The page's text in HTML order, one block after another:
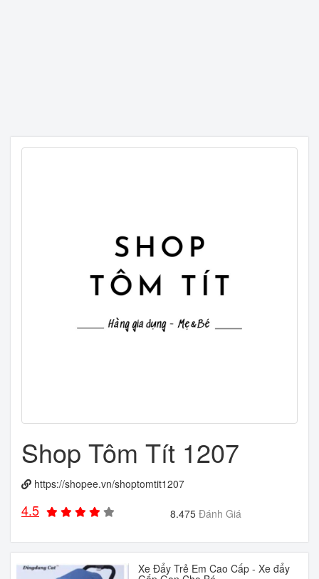
Shop Tôm Tít 1207
https://shopee.vn/shoptomtit1207
4.5 8.475 Đánh Giá
Xe Đẩy Trẻ Em Cao Cấp - Xe đẩy